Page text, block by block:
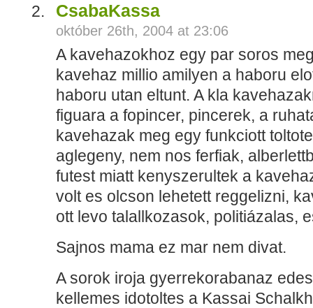
CsabaKassa
október 26th, 2004 at 23:06
A kavehazokhoz egy par soros
kavehaz millio amilyen a haboru
haboru utan eltunt. A kla
figuara a fopincer, pincerek, a
kavehazak meg egy funkciott
aglegeny, nem nos ferfiak,
futest miatt kenyszerultek a
volt es olcson lehetett reggelizni,
ott levo talallkozasok, politiázalas,
Sajnos mama ez mar nem divat.
A sorok iroja gyerrekorabanaz
kellemes idotoltes a Kassai